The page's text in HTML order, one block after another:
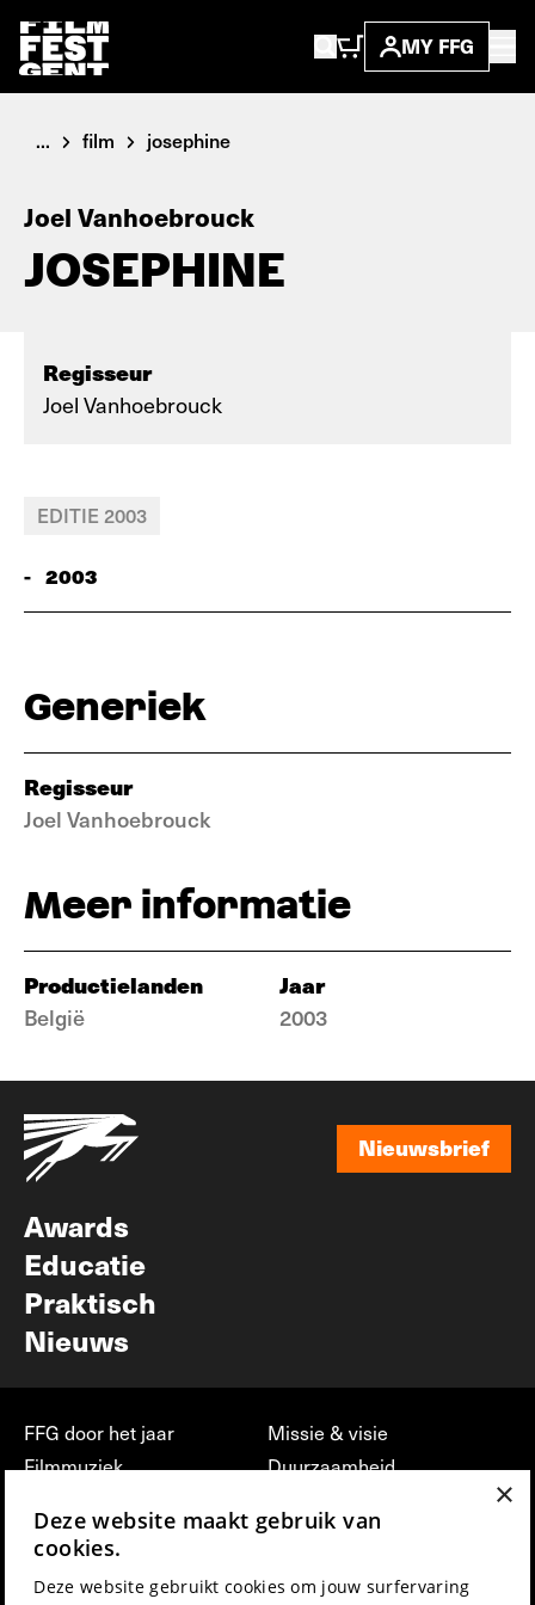
MY FFG
... film josephine
Joel Vanhoebrouck
JOSEPHINE
Regisseur
Joel Vanhoebrouck
EDITIE 2003
- 2003
Generiek
Regisseur
Joel Vanhoebrouck
Meer informatie
Productielanden
België
Jaar
2003
Nieuwsbrief
Awards
Educatie
Praktisch
Nieuws
FFG door het jaar
Filmmuziek
Press & Industry
Film Fest Friends
Missie & visie
Duurzaamheid
vrijwilligerswerk bij FFG
Privacy & Disclaimer
×
Deze website maakt gebruik van
cookies.
Deze website gebruikt cookies om jouw surfervaring